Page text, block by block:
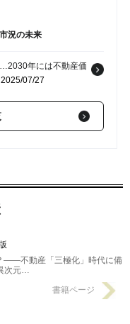
況の未来
…2030年には不動産価
07/27
――不動産「三極化」時代に備
…
書籍ページ